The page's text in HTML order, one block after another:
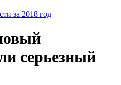
за 2018 год
серьезный